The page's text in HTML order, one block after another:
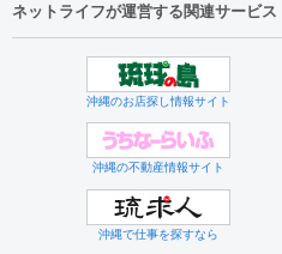
ネットライフが運営する関連サービス
沖縄のお店探し情報サイト
沖縄の不動産情報サイト
沖縄で仕事を探すなら